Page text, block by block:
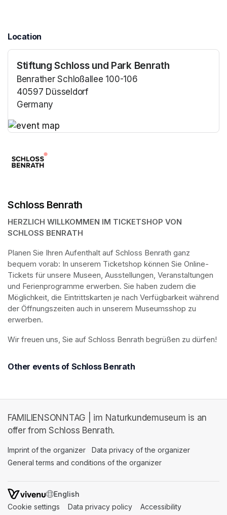
Location
Stiftung Schloss und Park Benrath
Benrather Schloßallee 100-106
40597 Düsseldorf
Germany
Schloss Benrath
HERZLICH WILLKOMMEN IM TICKETSHOP VON
SCHLOSS BENRATH
Planen Sie Ihren Aufenthalt auf Schloss Benrath ganz
bequem vorab: In unserem Ticketshop können Sie Online-
Tickets für unsere Museen, Ausstellungen, Veranstaltungen
und Ferienprogramme erwerben. Sie haben zudem die
Möglichkeit, die Eintrittskarten je nach Verfügbarkeit während
der Öffnungszeiten auch in unserem Museumsshop zu
erwerben.
Wir freuen uns, Sie auf Schloss Benrath begrüßen zu dürfen!
Other events of Schloss Benrath
FAMILIENSONNTAG | im Naturkundemuseum is an
offer from Schloss Benrath.
Imprint of the organizer (opens in a new tab)
Data privacy of the organizer
General terms and conditions of the organizer
SWITCH LANGUAGE
Cookie settings (opens in a new tab)
Data privacy policy (opens in a new tab)
Accessibility